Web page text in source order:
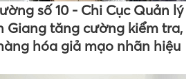
số 10 - Chi Cục Quản lý
tăng cường kiểm tra,
hóa giả mạo nhãn hiệu